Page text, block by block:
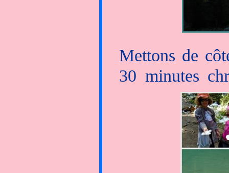
Mettons de
30 minutes
poursuivons
Agnes. Des
glaciers